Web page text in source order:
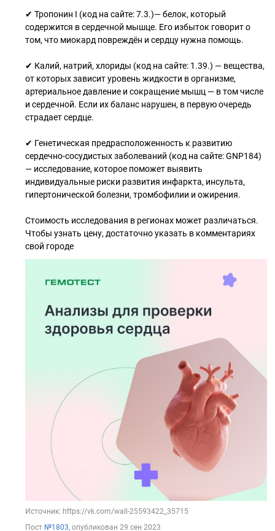
✔ Тропонин I (код на сайте: 7.3.)— белок, который
содержится в сердечной мышце. Его избыток говорит о
том, что миокард повреждён и сердцу нужна помощь.
✔ Калий, натрий, хлориды (код на сайте: 1.39.) — вещества,
от которых зависит уровень жидкости в организме,
артериальное давление и сокращение мышц — в том числе
и сердечной. Если их баланс нарушен, в первую очередь
страдает сердце.
✔ Генетическая предрасположенность к развитию
сердечно-сосудистых заболеваний (код на сайте: GNP184)
— исследование, которое поможет выявить
индивидуальные риски развития инфаркта, инсульта,
гипертонической болезни, тромбофилии и ожирения.
Стоимость исследования в регионах может различаться.
Чтобы узнать цену, достаточно указать в комментариях
свой городе
Источник: https://vk.com/wall-25593422_35715
Пост №1803, опубликован 29 сен 2023